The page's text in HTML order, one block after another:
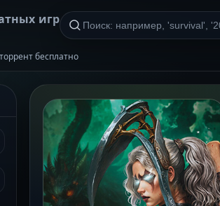
игр
бесплатно